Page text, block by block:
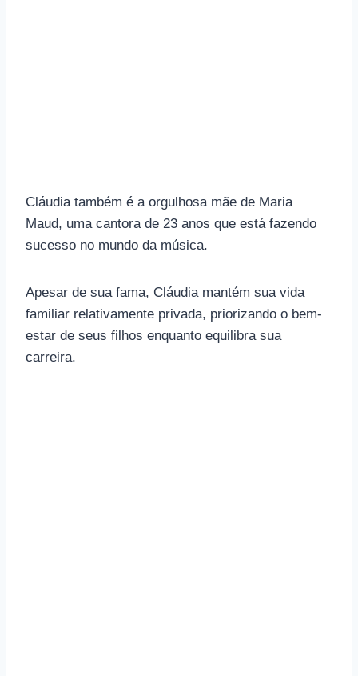
Cláudia também é a orgulhosa mãe de Maria
Maud, uma cantora de 23 anos que está fazendo
sucesso no mundo da música.
Apesar de sua fama, Cláudia mantém sua vida
familiar relativamente privada, priorizando o bem-
estar de seus filhos enquanto equilibra sua
carreira.